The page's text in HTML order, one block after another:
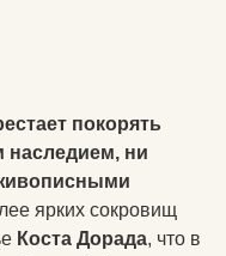
покорять
наследием, ни
ярких сокровищ
Коста Дорада, что в